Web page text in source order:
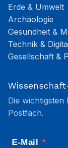
Erde & Umwelt
Archäologie
Gesundheit &
Technik &
Gesellschaft &
Die
Postfach.